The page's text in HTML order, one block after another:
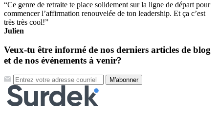
“Ce genre de retraite te place solidement sur la ligne de départ pour
commencer l’affirmation renouvelée de ton leadership. Et ça c’est
très très cool!”
Julien
Veux-tu être informé de nos derniers articles de blog
et de nos événements à venir?